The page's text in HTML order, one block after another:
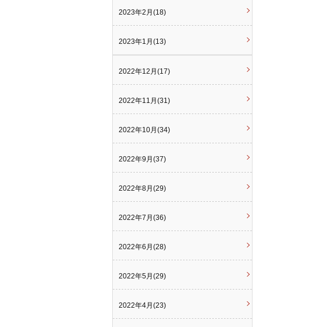
2023年2月(18)
2023年1月(13)
2022年12月(17)
2022年11月(31)
2022年10月(34)
2022年9月(37)
2022年8月(29)
2022年7月(36)
2022年6月(28)
2022年5月(29)
2022年4月(23)